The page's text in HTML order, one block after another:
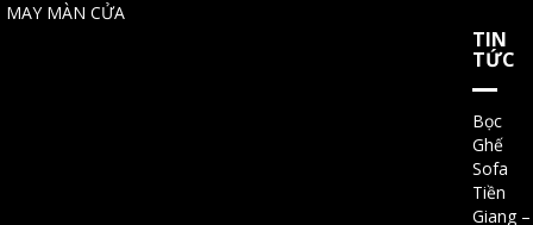
MAY MÀN CỬA
TIN
TỨC
Bọc
Ghế
Sofa
Tiền
Giang –